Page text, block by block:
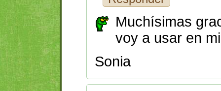
Muchísimas
voy a usar en
Sonia